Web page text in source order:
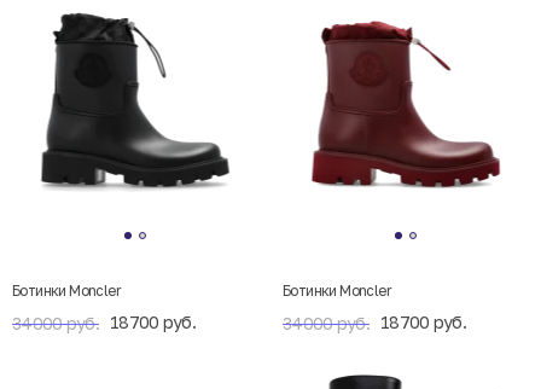
Ботинки Moncler
34000 руб. 18700 руб.
Ботинки Moncler
34000 руб. 18700 руб.